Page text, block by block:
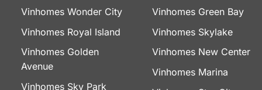
Vinhomes Wonder City
Vinhomes Royal Island
Vinhomes Golden
Avenue
Vinhomes Sky Park
Vinhomes Green Bay
Vinhomes Skylake
Vinhomes New Center
Vinhomes Marina